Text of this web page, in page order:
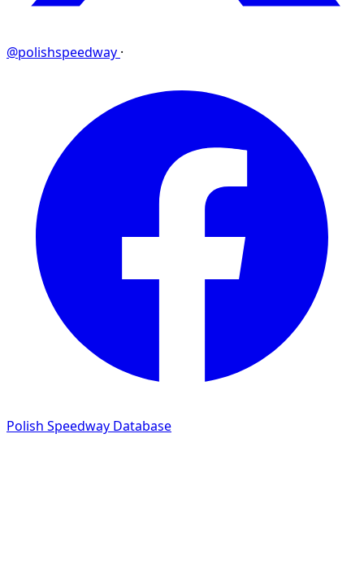
@polishspeedway ·
Polish Speedway Database